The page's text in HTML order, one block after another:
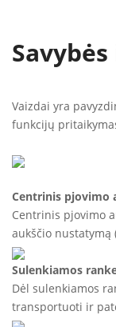
Vaizdai yra
funkcijų
Centrinis pjovimo
Centrinis pjovimo
aukščio nustatymą
Sulenkiamos
Dėl sulenkiamos
transportuoti ir